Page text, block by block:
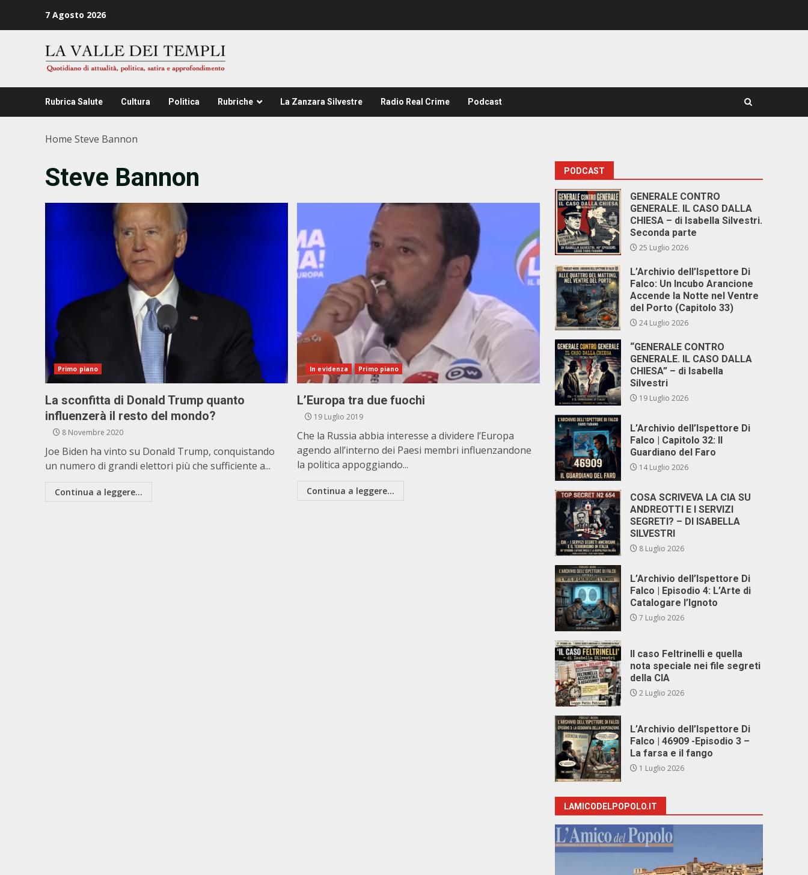
7 Agosto 2026
Rubrica Salute Cultura Politica Rubriche La Zanzara Silvestre Radio Real Crime Podcast
Home Steve Bannon
Steve Bannon
Primo piano
La sconfitta di Donald Trump quanto
influenzerà il resto del mondo?
8 Novembre 2020
Joe Biden ha vinto su Donald Trump, conquistando
un numero di grandi elettori più che sufficiente a...
Continua a leggere...
In evidenza Primo piano
L’Europa tra due fuochi
19 Luglio 2019
Che la Russia abbia interesse a dividere l’Europa
agendo all’interno dei Paesi membri influenzandone
la politica appoggiando...
Continua a leggere...
PODCAST
GENERALE CONTRO
GENERALE. IL CASO DALLA
CHIESA – di Isabella Silvestri.
Seconda parte
25 Luglio 2026
L’Archivio dell’Ispettore Di
Falco: Un Incubo Arancione
Accende la Notte nel Ventre
del Porto (Capitolo 33)
24 Luglio 2026
“GENERALE CONTRO
GENERALE. IL CASO DALLA
CHIESA” – di Isabella
Silvestri
19 Luglio 2026
L’Archivio dell’Ispettore Di
Falco | Capitolo 32: Il
Guardiano del Faro
14 Luglio 2026
COSA SCRIVEVA LA CIA SU
ANDREOTTI E I SERVIZI
SEGRETI? – DI ISABELLA
SILVESTRI
8 Luglio 2026
L’Archivio dell’Ispettore Di
Falco | Episodio 4: L’Arte di
Catalogare l’Ignoto
7 Luglio 2026
Il caso Feltrinelli e quella
nota speciale nei file segreti
della CIA
2 Luglio 2026
L’Archivio dell’Ispettore Di
Falco | 46909 -Episodio 3 –
La farsa e il fango
1 Luglio 2026
LAMICODELPOPOLO.IT